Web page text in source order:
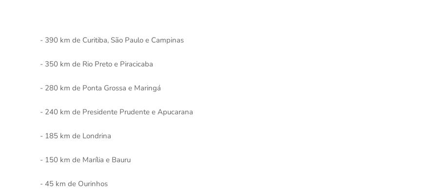
- 390 km de Curitiba, São Paulo e Campinas
- 350 km de Rio Preto e Piracicaba
- 280 km de Ponta Grossa e Maringá
- 240 km de Presidente Prudente e Apucarana
- 185 km de Londrina
- 150 km de Marília e Bauru
- 45 km de Ourinhos